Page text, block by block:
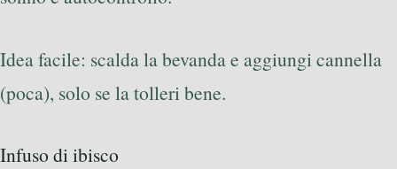
Idea facile: scalda la bevanda e aggiungi cannella
(poca), solo se la tolleri bene.
Infuso di ibisco